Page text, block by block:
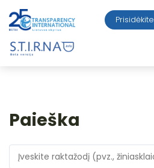
Prisidėkite
Paieška